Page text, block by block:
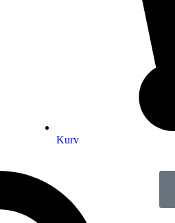
Kurv